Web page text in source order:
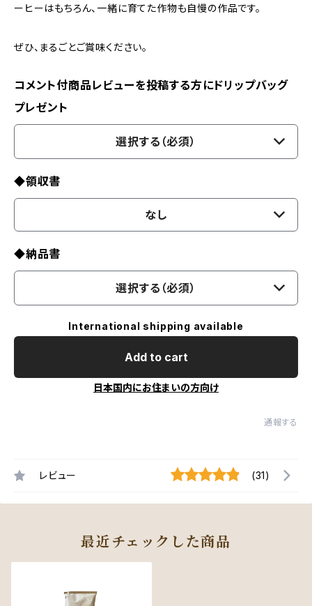
ーヒーはもちろん、一緒に育てた作物も自慢の作品です。
ぜひ、まるごとご賞味ください。
コメント付商品レビューを投稿する方にドリップバッグ
プレゼント
選択する（必須）
◆領収書
なし
◆納品書
選択する（必須）
International shipping available
Add to cart
日本国内にお住まいの方向け
通報する
レビュー (31)
最近チェックした商品